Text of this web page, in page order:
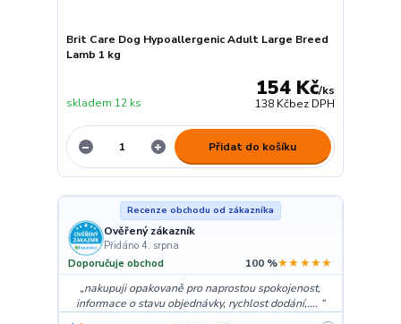
Brit Care Dog Hypoallergenic Adult Large Breed
Lamb 1 kg
154 Kč/ks
138 Kčbez DPH
skladem 12 ks
Přidat do košíku
Recenze obchodu od zákazníka
Ověřený zákazník
Přidáno 4. srpna
Doporučuje obchod 100 %★★★★★
nakupuji opakovaně pro naprostou spokojenost,
informace o stavu objednávky, rychlost dodání,....